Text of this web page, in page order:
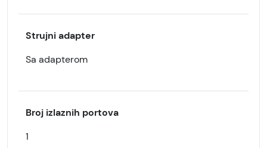
Strujni adapter
Sa adapterom
Broj izlaznih portova
1